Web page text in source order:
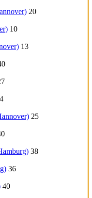
20
10
13
25
38
36
40